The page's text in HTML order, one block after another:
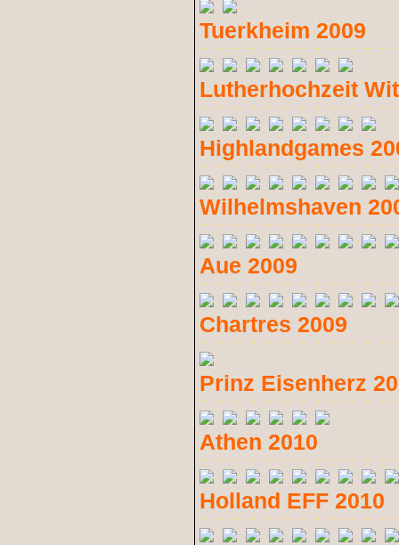
Tuerkheim 2009
Lutherhochzeit
Highlandgames
Wilhelmshaven
Aue 2009
Chartres 2009
Prinz Eisenherz
Athen 2010
Holland EFF 2010